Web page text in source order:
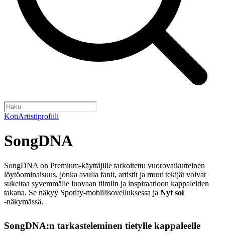
KotiArtistiprofiili
SongDNA
SongDNA on Premium-käyttäjille tarkoitettu vuorovaikutteinen
löytöominaisuus, jonka avulla fanit, artistit ja muut tekijät voivat
sukeltaa syvemmälle luovaan tiimiin ja inspiraatioon kappaleiden
takana. Se näkyy Spotify‑mobiilisovelluksessa ja Nyt soi
‑näkymässä.
SongDNA:n tarkasteleminen tietylle kappaleelle